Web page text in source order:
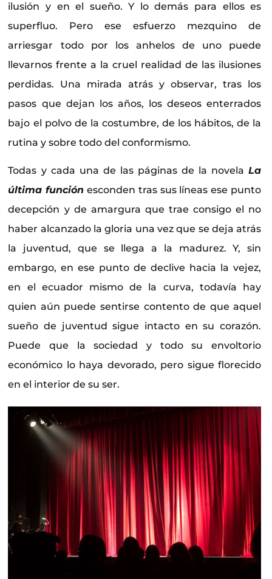
ilusión y en el sueño. Y lo demás para ellos es
superfluo. Pero ese esfuerzo mezquino de
arriesgar todo por los anhelos de uno puede
llevarnos frente a la cruel realidad de las ilusiones
perdidas. Una mirada atrás y observar, tras los
pasos que dejan los años, los deseos enterrados
bajo el polvo de la costumbre, de los hábitos, de la
rutina y sobre todo del conformismo.
Todas y cada una de las páginas de la novelaLa
última función esconden tras sus líneas ese punto
decepción y de amargura que trae consigo el no
haber alcanzado la gloria una vez que se deja atrás
la juventud, que se llega a la madurez. Y, sin
embargo, en ese punto de declive hacia la vejez,
en el ecuador mismo de la curva, todavía hay
quien aún puede sentirse contento de que aquel
sueño de juventud sigue intacto en su corazón.
Puede que la sociedad y todo su envoltorio
económico lo haya devorado, pero sigue florecido
en el interior de su ser.